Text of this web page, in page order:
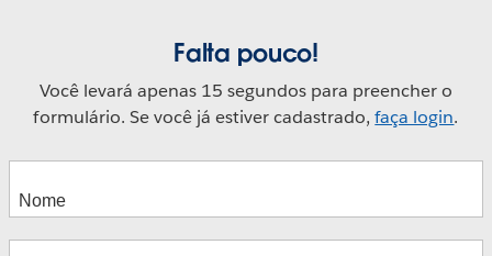
Falta pouco!
Você levará apenas 15 segundos para preencher o
formulário. Se você já estiver cadastrado,faça login.